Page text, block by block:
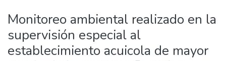
Estad. Externas
Guias ▾
Monitoreo ambiental realizado en la
supervisión especial al
establecimiento acuicola de mayor